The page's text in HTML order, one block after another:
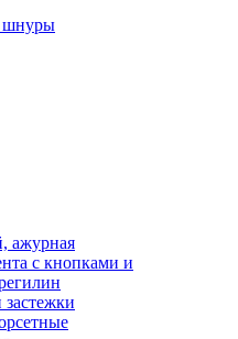
шнуры
ажурная
с кнопками и
застежки